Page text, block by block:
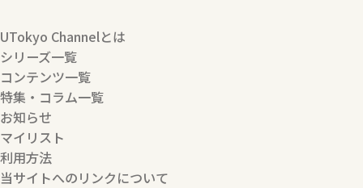
UTokyo Channelとは
シリーズ一覧
コンテンツ一覧
特集・コラム一覧
お知らせ
マイリスト
利用方法
当サイトへのリンクについて